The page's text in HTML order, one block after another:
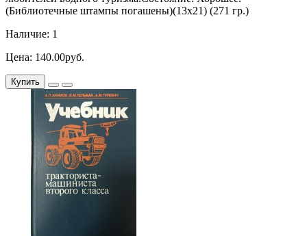
(Библиотечные штампы погашены)(13х21) (271 гр.)
Наличие: 1
Цена: 140.00руб.
Купить